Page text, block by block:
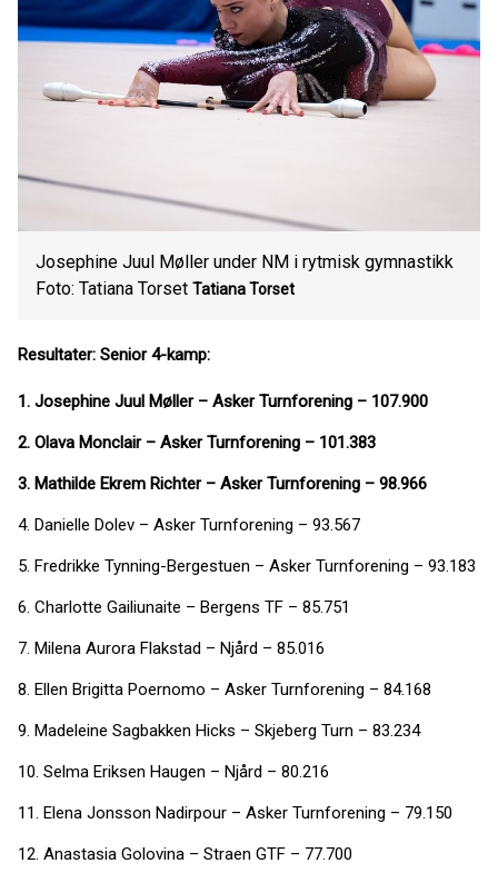
Josephine Juul Møller under NM i rytmisk gymnastikk
Foto: Tatiana Torset Tatiana Torset
Resultater: Senior 4-kamp:
1. Josephine Juul Møller – Asker Turnforening – 107.900
2. Olava Monclair – Asker Turnforening – 101.383
3. Mathilde Ekrem Richter – Asker Turnforening – 98.966
4. Danielle Dolev – Asker Turnforening – 93.567
5. Fredrikke Tynning-Bergestuen – Asker Turnforening – 93.183
6. Charlotte Gailiunaite – Bergens TF – 85.751
7. Milena Aurora Flakstad – Njård – 85.016
8. Ellen Brigitta Poernomo – Asker Turnforening – 84.168
9. Madeleine Sagbakken Hicks – Skjeberg Turn – 83.234
10. Selma Eriksen Haugen – Njård – 80.216
11. Elena Jonsson Nadirpour – Asker Turnforening – 79.150
12. Anastasia Golovina – Straen GTF – 77.700